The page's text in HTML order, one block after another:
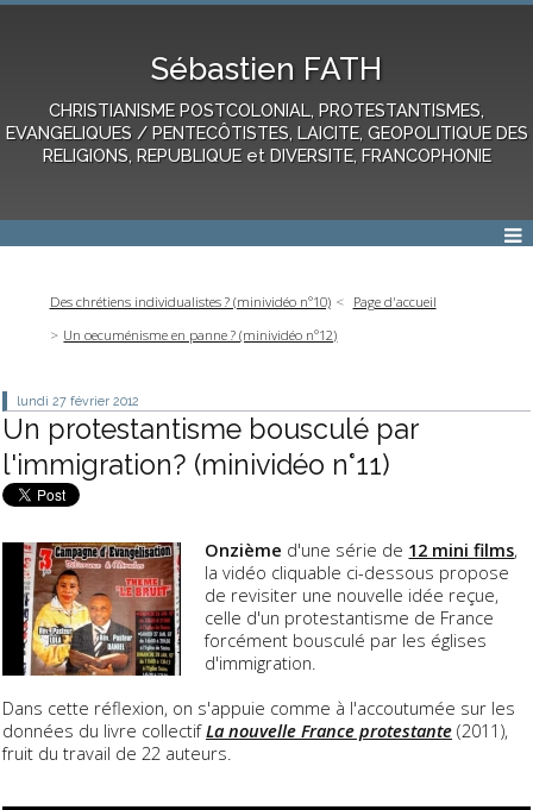
Sébastien FATH
CHRISTIANISME POSTCOLONIAL, PROTESTANTISMES,
EVANGELIQUES / PENTECÔTISTES, LAICITE, GEOPOLITIQUE DES
RELIGIONS, REPUBLIQUE et DIVERSITE, FRANCOPHONIE
Des chrétiens individualistes ? (minividéo n°10)
Page d'accueil
Un oecuménisme en panne ? (minividéo n°12)
lundi 27 février 2012
Un protestantisme bousculé par
l'immigration? (minividéo n°11)
Onzième d'une série de 12 mini films,
la vidéo cliquable ci-dessous propose
de revisiter une nouvelle idée reçue,
celle d'un protestantisme de France
forcément bousculé par les églises
d'immigration.
Dans cette réflexion, on s'appuie comme à l'accoutumée sur les
données du livre collectifLa nouvelle France protestante (2011),
fruit du travail de 22 auteurs.